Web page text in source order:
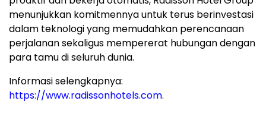
menunjukkan komitmennya untuk terus berinvestasi
dalam teknologi yang memudahkan perencanaan
perjalanan sekaligus mempererat hubungan dengan
para tamu di seluruh dunia.
Informasi selengkapnya:
https://www.radissonhotels.com.